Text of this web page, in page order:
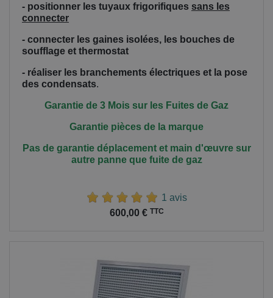
- positionner les tuyaux frigorifiques sans les
connecter
- connecter les gaines isolées, les bouches de
soufflage et thermostat
- réaliser les branchements électriques et la pose
des condensats.
Garantie de 3 Mois sur les Fuites de Gaz
Garantie pièces de la marque
Pas de garantie déplacement et main d'œuvresur
autre panne que fuite de gaz
1 avis
600,00 € TTC